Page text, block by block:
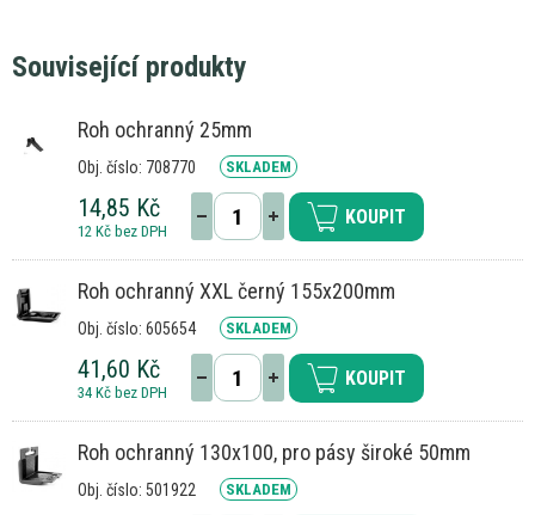
Související produkty
Roh ochranný 25mm
Obj. číslo: 708770 SKLADEM
14,85 Kč
12 Kč bez DPH
KOUPIT
Roh ochranný XXL černý 155x200mm
Obj. číslo: 605654 SKLADEM
41,60 Kč
34 Kč bez DPH
KOUPIT
Roh ochranný 130x100, pro pásy široké 50mm
Obj. číslo: 501922 SKLADEM